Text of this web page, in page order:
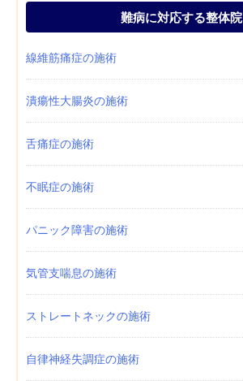
難病に対応する整体院
線維筋痛症の施術
潰瘍性大腸炎の施術
舌痛症の施術
不眠症の施術
パニック障害の施術
気管支喘息の施術
ストレートネックの施術
自律神経失調症の施術